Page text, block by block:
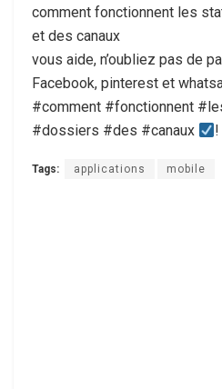
comment fonctionnent les
et des canaux
vous aide, n’oubliez pas de
Facebook, pinterest et
#comment #fonctionnent
#dossiers #des #canaux
!
Tags: applications mobile